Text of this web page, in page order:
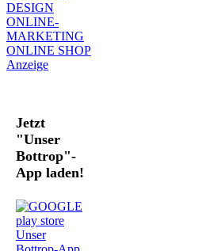
Jetzt
"Unser
Bottrop"-
App laden!